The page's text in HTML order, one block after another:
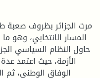
مرت الجزائر بظروف صعبة
المسار الانتخابي، وهو
حاول النظام السياسي
الأزمة، حيث اعتمد
الوفاق الوطني، ثم